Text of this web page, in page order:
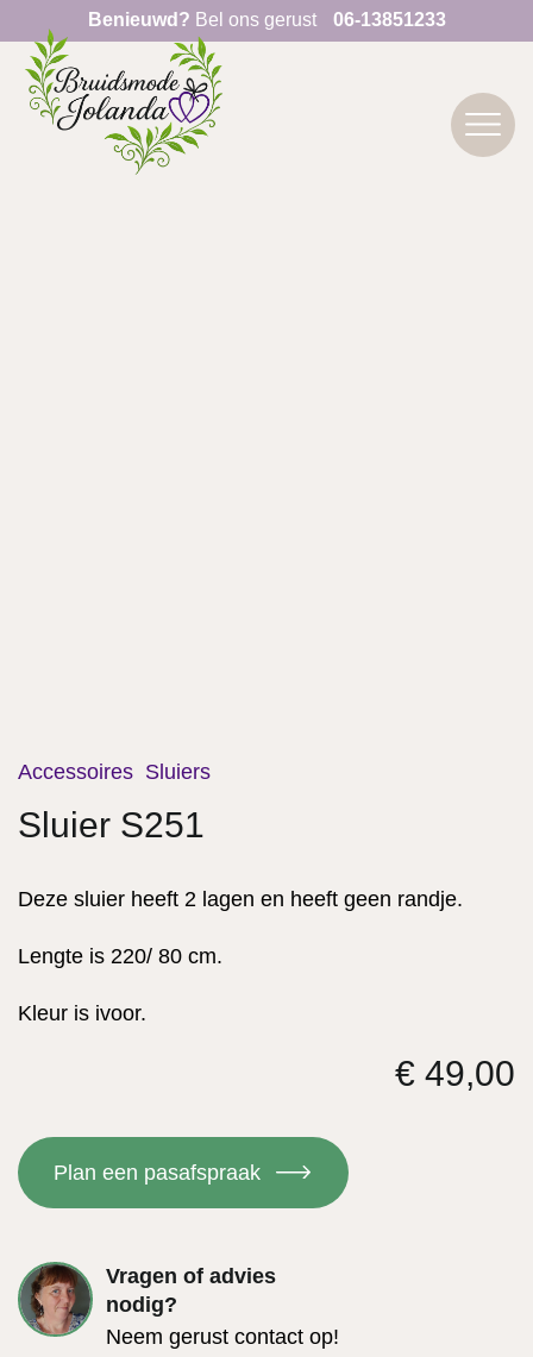
Benieuwd? Bel ons gerust 06-13851233
Accessoires Sluiers
Sluier S251
Deze sluier heeft 2 lagen en heeft geen randje.
Lengte is 220/ 80 cm.
Kleur is ivoor.
€ 49,00
Vragen of advies
nodig?
Neem gerust contact op!
Plan een pasafspraak